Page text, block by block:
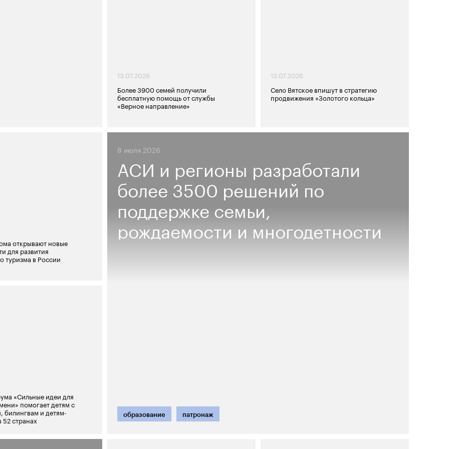
13.07.2026
Более 3900 семей получили
бесплатную помощь от службы
«Верное направление»
13.07.2026
Село Вятское впишут в стратегию
продвижения «Золотого кольца»
открывают новые
для развития
туризма в России
8 июля 2026
АСИ и регионы разработали
более 3500 решений по
поддержке семьи,
рождаемости и многодетности
образование патронаж
«Сильные идеи для
помогает детям с
билингвам и детям-
странах